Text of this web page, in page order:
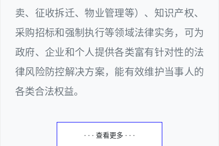
卖、征收拆迁、物业管理等）、知识产权、
采购招标和强制执行等领域法律实务，可为
政府、企业和个人提供各类富有针对性的法
律风险防控解决方案，能有效维护当事人的
各类合法权益。
· · · 查看更多 · · ·